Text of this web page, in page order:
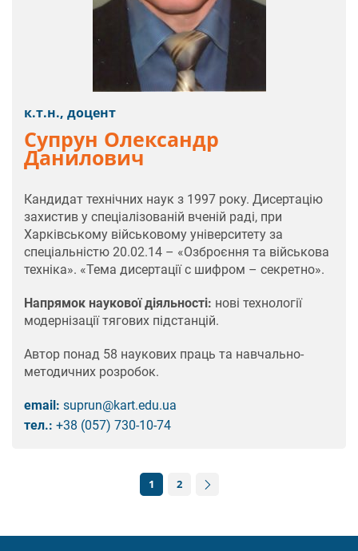
к.т.н., доцент
Супрун Олександр
Данилович
Кандидат технічних наук з 1997 року. Дисертацію
захистив у спеціалізованій вченій раді, при
Харківському військовому університету за
спеціальністю 20.02.14 – «Озброєння та військова
техніка». «Тема дисертації с шифром – секретно».
Напрямок наукової діяльності: нові технології
модернізації тягових підстанцій.
Автор понад 58 наукових праць та навчально-
методичних розробок.
email: suprun@kart.edu.ua
тел.: +38 (057) 730-10-74
1 2